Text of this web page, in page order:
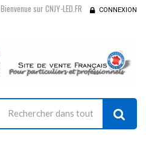
Bienvenue sur CNJY-LED.FR CONNEXION